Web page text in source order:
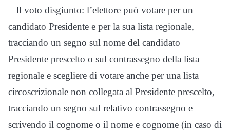
– Il voto disgiunto: l’elettore può votare per un
candidato Presidente e per la sua lista regionale,
tracciando un segno sul nome del candidato
Presidente prescelto o sul contrassegno della lista
regionale e scegliere di votare anche per una lista
circoscrizionale non collegata al Presidente prescelto,
tracciando un segno sul relativo contrassegno e
scrivendo il cognome o il nome e cognome (in caso di